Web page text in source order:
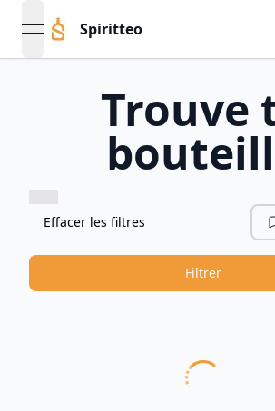
open navigation menu
Spiritteo
Trouve
Effacer les filtres
Filtrer